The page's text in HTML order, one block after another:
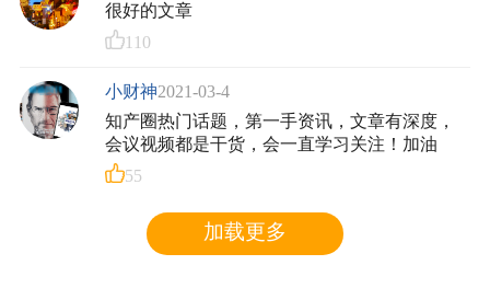
很好的文章
110
小财神2021-03-4
知产圈热门话题，第一手资讯，文章有深度，
会议视频都是干货，会一直学习关注！加油
55
加载更多